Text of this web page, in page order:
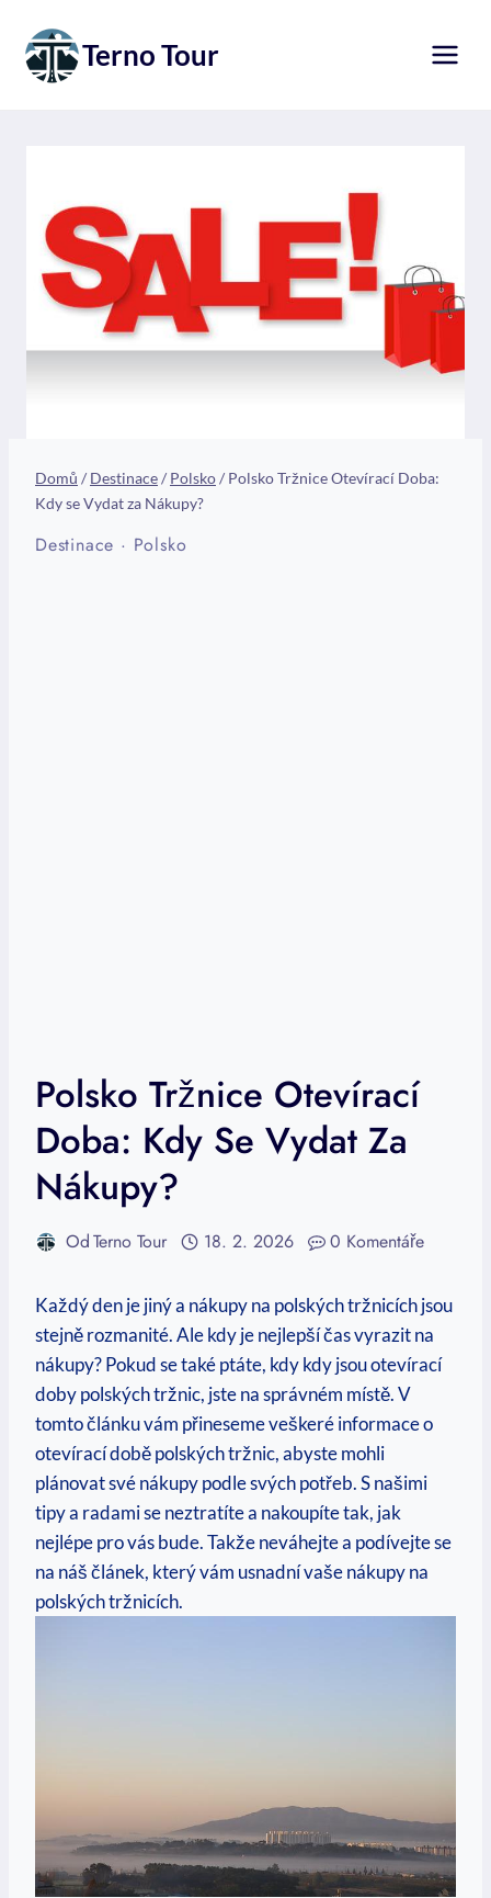
obsah
Terno Tour
Domů / Destinace/ Polsko/ Polsko Tržnice Otevírací Doba:
Kdy se Vydat za Nákupy?
Destinace · Polsko
Polsko Tržnice Otevírací
Doba: Kdy Se Vydat Za
Nákupy?
OdTerno Tour 18. 2. 2026 0 Komentáře
Každý den je jiný a nákupy na polských tržnicích jsou
stejně rozmanité. Ale kdy je nejlepší čas vyrazit na
nákupy? Pokud se také ptáte, kdy kdy jsou otevírací
doby polských tržnic, jste na správném místě. V
tomto článku vám přineseme veškeré informace o
otevírací době polských tržnic, abyste mohli
plánovat své nákupy podle svých potřeb. S našimi
tipy a radami se neztratíte a nakoupíte tak, jak
nejlépe pro vás bude. Takže neváhejte a podívejte se
na náš článek, který vám usnadní vaše nákupy na
polských tržnicích.